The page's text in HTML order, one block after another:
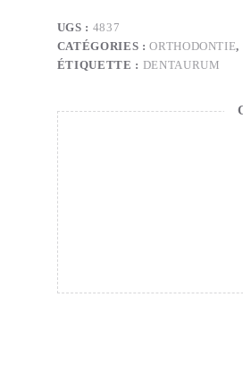
UGS : 4837
CATÉGORIES :ORTHODONTIE,
ÉTIQUETTE : DENTAURUM